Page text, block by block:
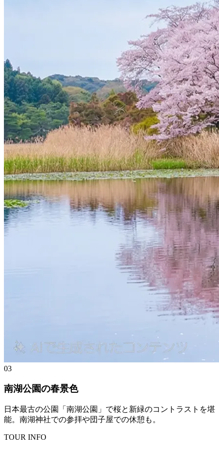
03
南湖公園の春景色
日本最古の公園「南湖公園」で桜と新緑のコントラストを堪
能。南湖神社での参拝や団子屋での休憩も。
TOUR INFO